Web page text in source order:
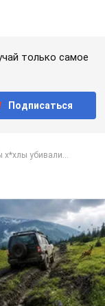
только самое
Подписаться
х*хлы убивали...